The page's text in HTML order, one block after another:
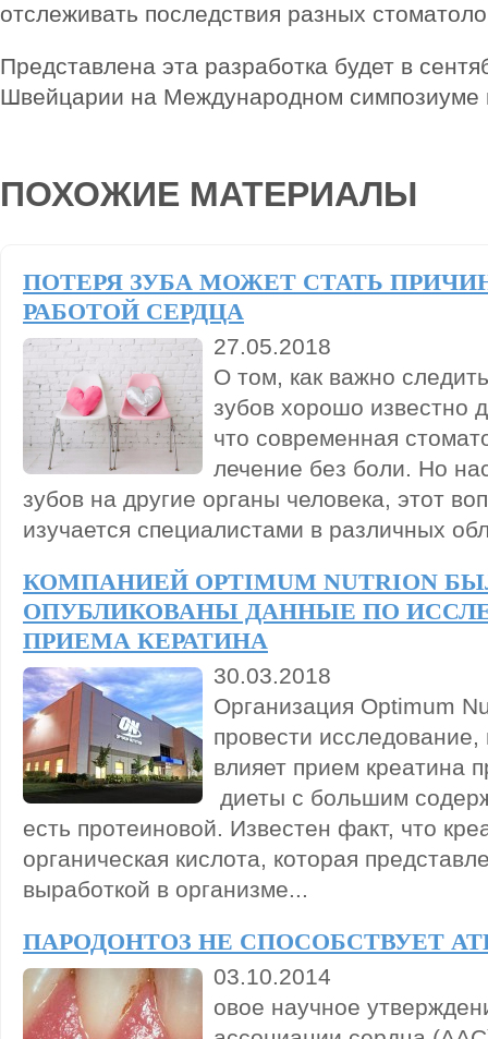
отслеживать последствия разных
Представлена эта разработка будет в
Швейцарии на Международном симпозиуме
ПОХОЖИЕ МАТЕРИАЛЫ
ПОТЕРЯ ЗУБА МОЖЕТ СТАТЬ
РАБОТОЙ СЕРДЦА
27.05.2018
О том, как важно
зубов хорошо известно
что современная
лечение без боли. Но
зубов на другие органы человека, этот
изучается специалистами в различных
КОМПАНИЕЙ OPTIMUM NUTRION
ОПУБЛИКОВАНЫ ДАННЫЕ ПО
ПРИЕМА КЕРАТИНА
30.03.2018
Организация Optimum
провести исследование,
влияет прием креатина
диеты с большим
есть протеиновой. Известен факт, что
органическая кислота, которая
выработкой в организме...
ПАРОДОНТОЗ НЕ СПОСОБСТВУЕТ
03.10.2014
овое научное